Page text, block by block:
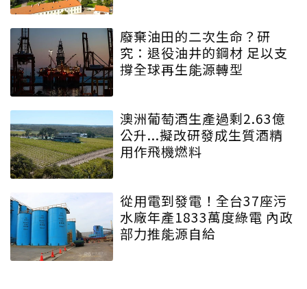
廢棄油田的二次生命？研
究：退役油井的鋼材 足以支
撐全球再生能源轉型
澳洲葡萄酒生產過剩2.63億
公升...擬改研發成生質酒精
用作飛機燃料
從用電到發電！全台37座污
水廠年產1833萬度綠電 內政
部力推能源自給